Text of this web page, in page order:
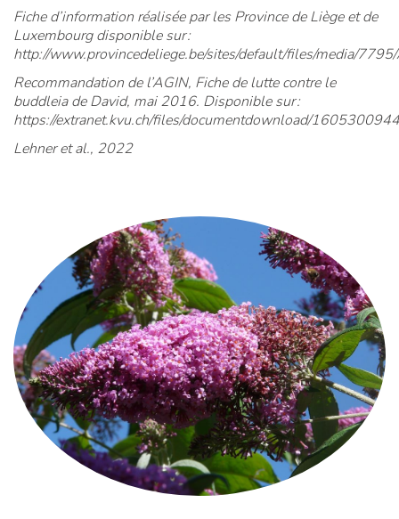
Fiche d’information réalisée par les Province de Liège et de
Luxembourg disponible sur :
http://www.provincedeliege.be/sites/default/files/media/
Recommandation de l’AGIN, Fiche de lutte contre le
buddleia de David, mai 2016. Disponible sur :
https://extranet.kvu.ch/files/documentdownload/
Lehner et al., 2022